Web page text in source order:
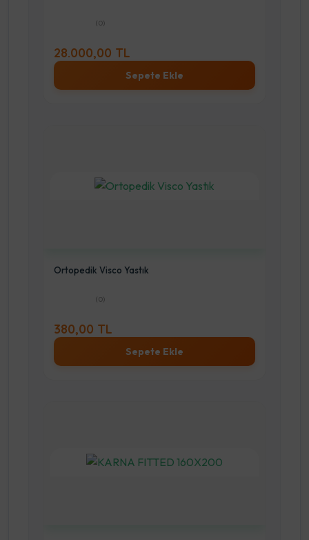
(0)
28.000,00 TL
Sepete Ekle
Ortopedik Visco Yastık
(0)
380,00 TL
Sepete Ekle